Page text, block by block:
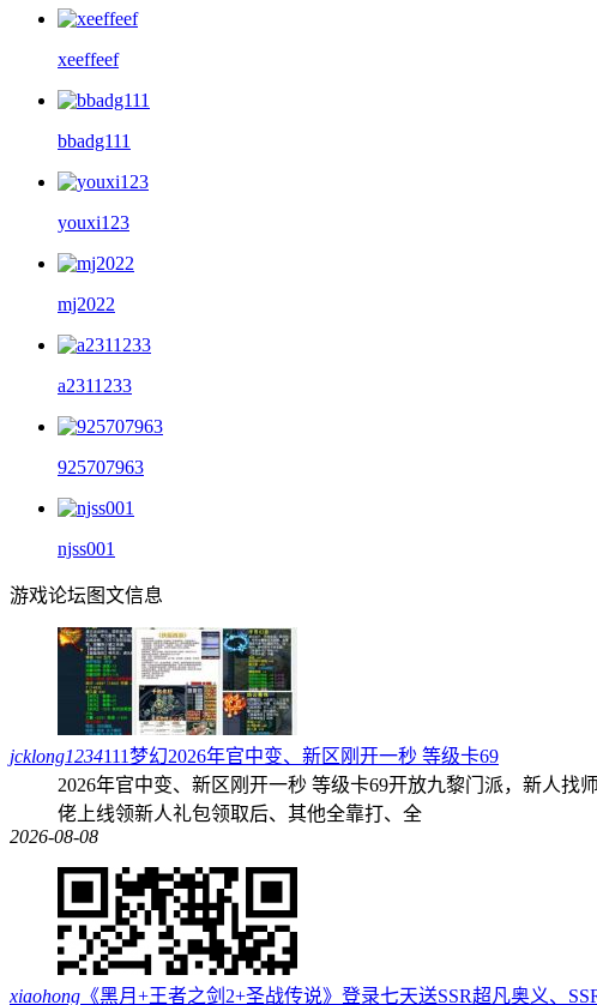
xeeffeef
bbadg111
youxi123
mj2022
a2311233
925707963
njss001
游戏论坛图文信息
jcklong1234111梦幻2026年官中变、新区刚开一秒 等级卡69
2026年官中变、新区刚开一秒 等级卡69开放九黎门派，新人
佬上线领新人礼包领取后、其他全靠打、全
2026-08-08
xiaohong 《黑月+王者之剑2+圣战传说》登录七天送SSR超凡奥义、